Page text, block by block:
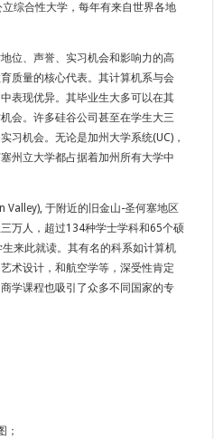
立综合性大学，每年有来自世界各地
位、声誉、实习机会和影响力的高
质量的核心代表。其计算机系与会
表现优异。其毕业生大多可以在其
会。许多硅谷公司甚至在学生大三
习机会。无论是加州大学系统(UC)，
州立大学都占据着加州所有大学中
Valley), 于附近的旧金山-圣何塞地区
万人，超过134种学士学科和65个硕
来此就读。其有名的科系如计算机
术设计，和航空学等，深受性肯定
学课程也吸引了众多不同国家的专
；